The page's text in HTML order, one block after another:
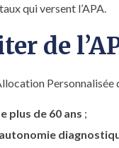
qui versent l’APA.
de
Personnalisée
plus de 60 ans ;